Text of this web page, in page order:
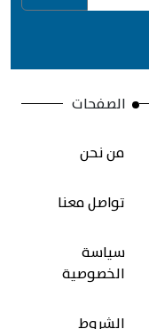
الصفحات
من نحن
تواصل معنا
سياسة
الخصوصية
الشروط